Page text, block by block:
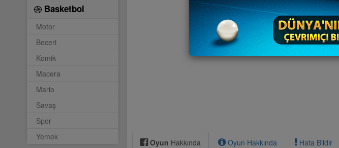
Basketbol
Motor
Beceri
Komik
Macera
Mario
Savaş
Spor
Yemek
Oyun Hakkında Oyun Hakkında Hata Bildir